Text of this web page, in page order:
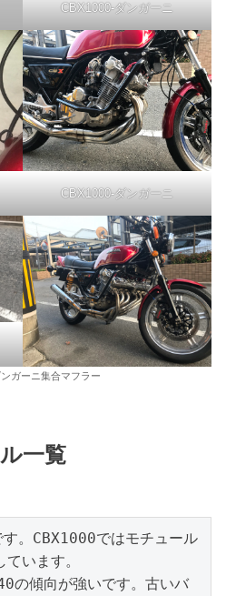
CBX1000-ダンガーニ
CBX1000-ダンガーニ
ガーニ集合マフラー
一覧
。CBX1000ではモチュール
います。
の傾向が強いです。古いバ